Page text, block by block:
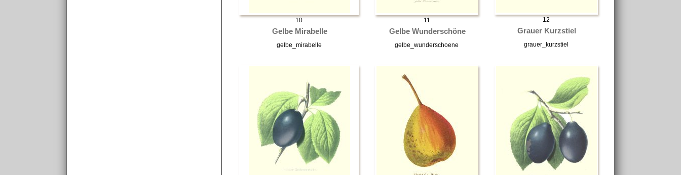
10
Gelbe Mirabelle
gelbe_mirabelle
11
Gelbe Wunderschöne
gelbe_wunderschoene
12
Grauer Kurzstiel
grauer_kurzstiel